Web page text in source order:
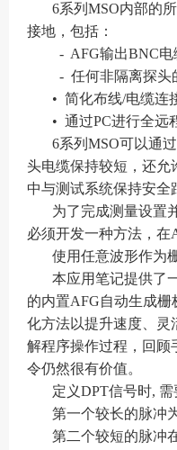
6系列MSO内部的
接地，包括：
- AFG输出BNC电
- 任何非隔离探头
• 简化布线/电缆连
• 通过PC进行全远
6系列MSO可以通
头电缆保持较短，还允
中与测试系统保持安全
为了完成测量设置
必须开发一种方法，在
使用任意波形作为
本应用笔记提供了
的内置AFG自动生成
化方法以提升速度、灵
解程序操作过程，回顾
令仍然很有价值。
定义DPT信号时,
第一个较长的脉冲
第二个较短的脉冲